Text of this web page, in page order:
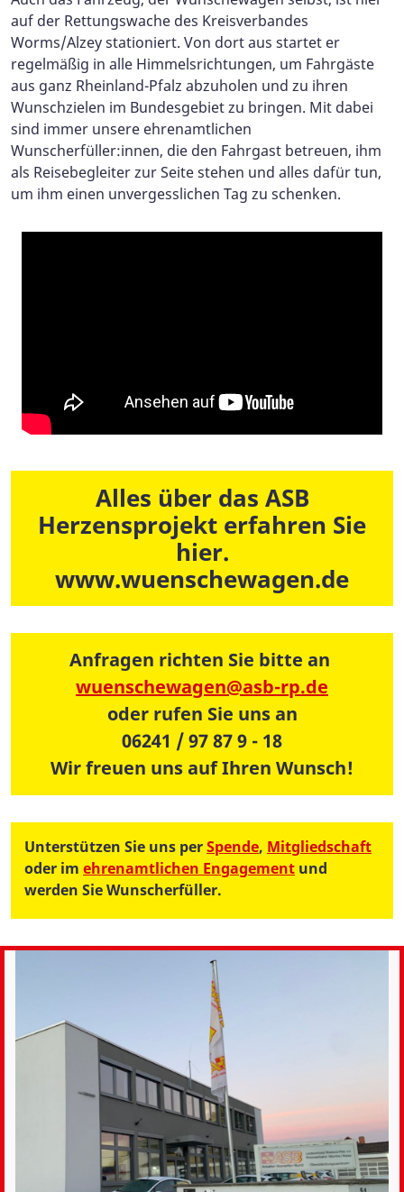
auf der Rettungswache des Kreisverbandes
Worms/Alzey stationiert. Von dort aus startet er
regelmäßig in alle Himmelsrichtungen, um Fahrgäste
aus ganz Rheinland-Pfalz abzuholen und zu ihren
Wunschzielen im Bundesgebiet zu bringen. Mit dabei
sind immer unsere ehrenamtlichen
Wunscherfüller:innen, die den Fahrgast betreuen, ihm
als Reisebegleiter zur Seite stehen und alles dafür tun,
um ihm einen unvergesslichen Tag zu schenken.
Alles über das ASB
Herzensprojekt erfahren Sie
hier.
www.wuenschewagen.de
Anfragen richten Sie bitte an
wuenschewagen@asb-rp.de
oder rufen Sie uns an
06241 / 97 87 9 - 18
Wir freuen uns auf Ihren Wunsch!
Unterstützen Sie uns perSpende, Mitgliedschaft
oder im ehrenamtlichen Engagement und
werden Sie Wunscherfüller.